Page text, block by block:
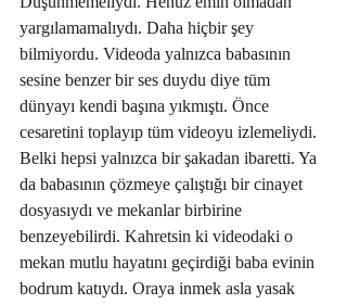
yargılamamalıydı. Daha hiçbir şey
bilmiyordu. Videoda yalnızca babasının
sesine benzer bir ses duydu diye tüm
dünyayı kendi başına yıkmıştı. Önce
cesaretini toplayıp tüm videoyu izlemeliydi.
Belki hepsi yalnızca bir şakadan ibaretti. Ya
da babasının çözmeye çalıştığı bir cinayet
dosyasıydı ve mekanlar birbirine
benzeyebilirdi. Kahretsin ki videodaki o
mekan mutlu hayatını geçirdiği baba evinin
bodrum katıydı. Oraya inmek asla yasak